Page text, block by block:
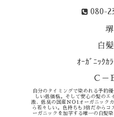
080-
白
ｵｰｶﾞﾆｯｸｶ
Ｃ－
自分のタイミングで染めれる予約
しい低価格。そして安心の髪のエ
激、低臭の国産ＮＯ1オーガニッ
ら若々しい。色持ちも3倍だから
ーガニックを加学する唯一の白髪